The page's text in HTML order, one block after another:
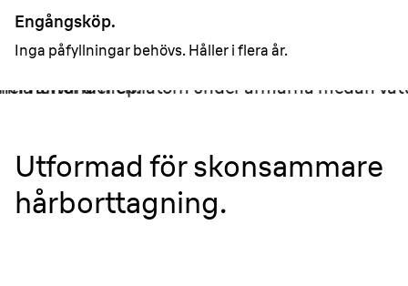
Engångsköp.
Inga påfyllningar behövs. Håller i flera år.
Utformad för skonsammare
hårborttagning.